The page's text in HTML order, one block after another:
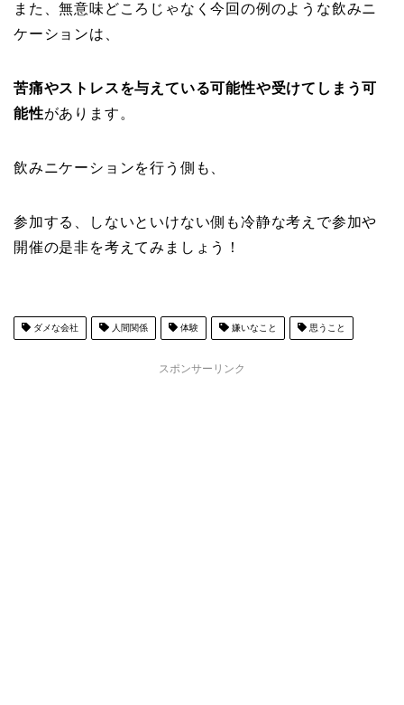
また、無意味どころじゃなく今回の例のような飲みニ
ケーションは、
苦痛やストレスを与えている可能性や受けてしまう可
能性があります。
飲みニケーションを行う側も、
参加する、しないといけない側も冷静な考えで参加や
開催の是非を考えてみましょう！
ダメな会社 人間関係 体験 嫌いなこと 思うこと
スポンサーリンク